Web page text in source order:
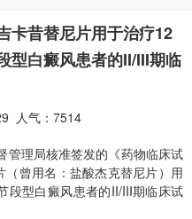
卡昔替尼片用于治疗12
型白癜风患者的II/III期临
人气：7514
理局核准签发的《药物临床试
曾用名：盐酸杰克替尼片）用
段型白癜风患者的II/III期临床试